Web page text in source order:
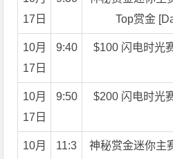
17日
Top赏金
10月
17日
9:40 $100 闪电时光
10月
17日
9:50 $200 闪电时光
10月
11:3
神秘赏金迷你主